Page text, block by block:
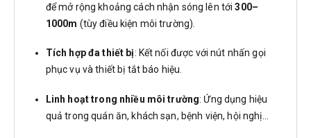
để mở rộng khoảng cách nhận sóng lên tới300–
1000m (tùy điều kiện môi trường).
Tích hợp đa thiết bị: Kết nối được với nút nhấn gọi
phục vụ và thiết bị tắt báo hiệu.
Linh hoạt trong nhiều môi trường: Ứng dụng hiệu
quả trong quán ăn, khách sạn, bệnh viện, hội nghị…